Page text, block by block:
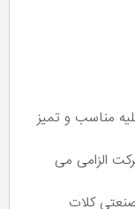
مناسب و تمیز
محل شرکت الزامی می
کلات